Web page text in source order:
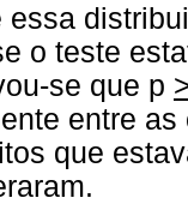
essa
o teste
se que p
entre
que